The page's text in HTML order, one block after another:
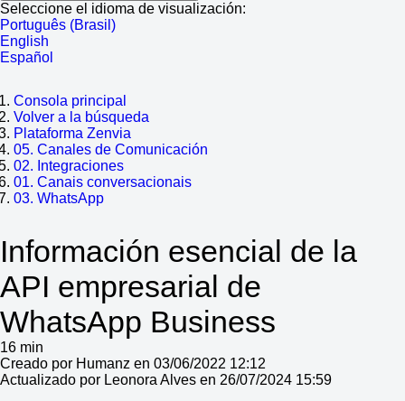
Seleccione el idioma de visualización:
Português (Brasil)
English
Español
Consola principal
Volver a la búsqueda
Plataforma Zenvia
05. Canales de Comunicación
02. Integraciones
01. Canais conversacionais
03. WhatsApp
Información esencial de la
API empresarial de
WhatsApp Business
16 min
Creado por Humanz en 03/06/2022 12:12
Actualizado por Leonora Alves en 26/07/2024 15:59